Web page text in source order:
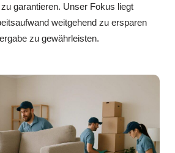
garantieren. Unser Fokus liegt
weitgehend zu ersparen
zu gewährleisten.